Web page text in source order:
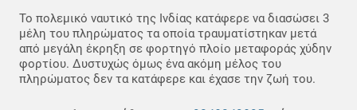
Το πολεμικό ναυτικό της Ινδίας κατάφερε να διασώσει 3
μέλη του πληρώματος τα οποία τραυματίστηκαν μετά
από μεγάλη έκρηξη σε φορτηγό πλοίο μεταφοράς χύδην
φορτίου. Δυστυχώς όμως ένα ακόμη μέλος του
πληρώματος δεν τα κατάφερε και έχασε την ζωή του.